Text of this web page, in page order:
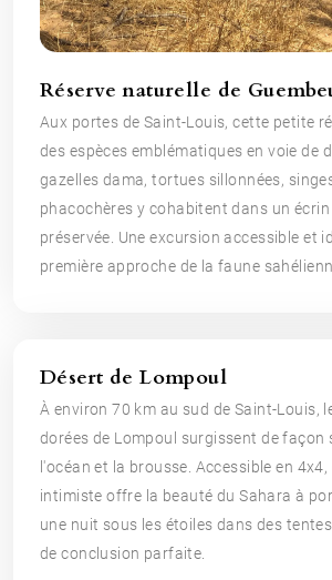
Réserve naturelle de
Aux portes de Saint-Louis, cette petite
des espèces emblématiques en voie de
gazelles dama, tortues sillonnées,
phacochères y cohabitent dans un
préservée. Une excursion accessible et
première approche de la faune
Désert de Lompoul
À environ 70 km au sud de Saint-Louis,
dorées de Lompoul surgissent de façon
l'océan et la brousse. Accessible en
intimiste offre la beauté du Sahara à
une nuit sous les étoiles dans des
de conclusion parfaite.